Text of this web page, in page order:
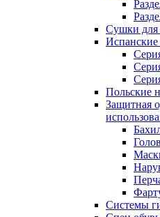
Сушки для
Польские
Защитная
Системы